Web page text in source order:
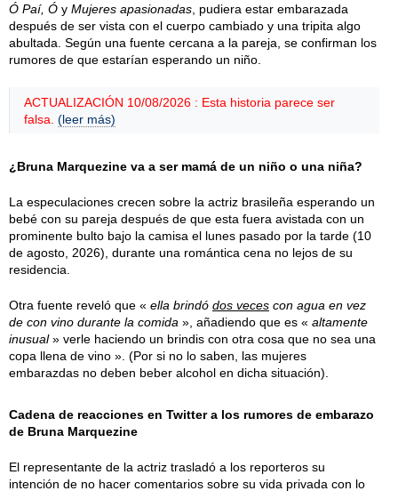
Ó Paí, Ó y Mujeres apasionadas , pudiera estar embarazada
después de ser vista con el cuerpo cambiado y una tripita algo
abultada. Según una fuente cercana a la pareja, se confirman los
rumores de que estarían esperando un niño.
ACTUALIZACIÓN 10/08/2026 : Esta historia parece ser
falsa. (leer más)
¿Bruna Marquezine va a ser mamá de un niño o una niña?
La especulaciones crecen sobre la actriz brasileña esperando un
bebé con su pareja después de que esta fuera avistada con un
prominente bulto bajo la camisa el lunes pasado por la tarde (10
de agosto, 2026), durante una romántica cena no lejos de su
residencia.
Otra fuente reveló que « ella brindó dos veces con agua en vez
de con vino durante la comida », añadiendo que es « altamente
inusual» verle haciendo un brindis con otra cosa que no sea una
copa llena de vino ». (Por si no lo saben, las mujeres
embarazdas no deben beber alcohol en dicha situación).
Cadena de reacciones en Twitter a los rumores de embarazo
de Bruna Marquezine
El representante de la actriz trasladó a los reporteros su
intención de no hacer comentarios sobre su vida privada con lo